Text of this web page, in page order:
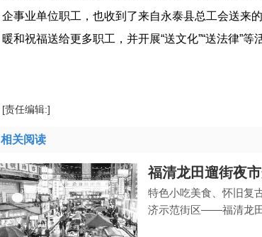
企事业单位职工，也收到了来自永泰县总工会送来
暖和祝福送给更多职工，并开展“送文化”“送法律”等
[责任编辑:]
相关阅读
福清龙田遛街夜
特色小吃美食、怀旧复
济示范街区——福清龙